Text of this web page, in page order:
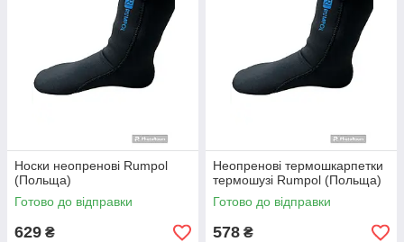
Носки неопренові Rumpol
(Польща)
Готово до відправки
629 ₴
Неопренові термошкарпетки
термошузі Rumpol (Польща)
Готово до відправки
578 ₴